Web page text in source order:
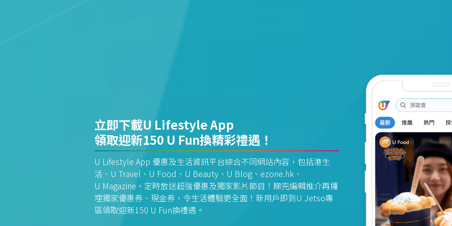
立即下載U Lifestyle App
領取迎新150 U Fun換精彩禮遇！
U Lifestyle App 優惠及生活資訊平台綜合不同網站內容，包括港生
活、U Travel、U Food、U Beauty、U Blog、ezone.hk、
U Magazine，定時放送超強優惠及獨家影片節目！睇完編輯推介再攞
埋獨家優惠券、現金券，令生活體驗更全面！新用戶即到U Jetso專
區領取迎新150 U Fun換禮遇。